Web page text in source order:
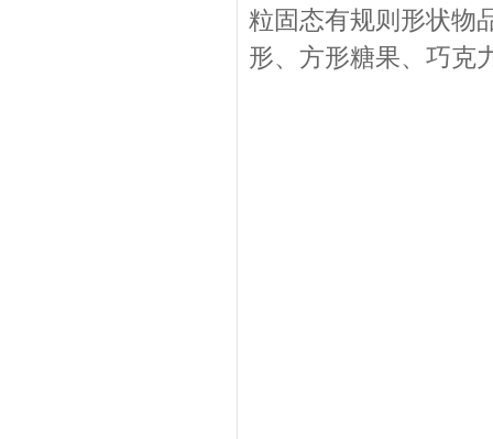
粒固态有规则形状物
形、方形糖果、巧克